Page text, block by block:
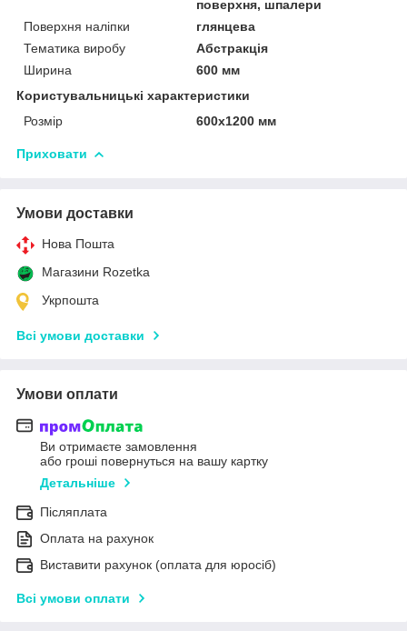
поверхня, шпалери
Поверхня наліпки
глянцева
Тематика виробу
Абстракція
Ширина
600 мм
Користувальницькі характеристики
Розмір
600х1200 мм
Приховати
Умови доставки
Нова Пошта
Магазини Rozetka
Укрпошта
Всі умови доставки
Умови оплати
Ви отримаєте замовлення
або гроші повернуться на вашу картку
Детальніше
Післяплата
Оплата на рахунок
Виставити рахунок (оплата для юросіб)
Всі умови оплати